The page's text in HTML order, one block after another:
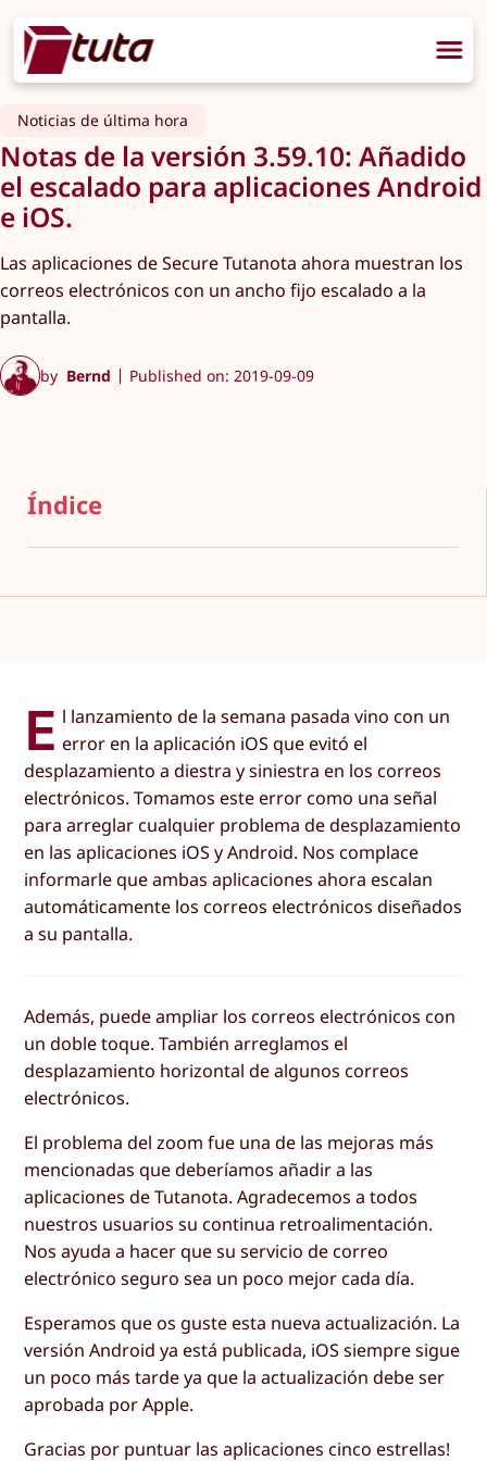
Noticias de última hora
Notas de la versión 3.59.10: Añadido
el escalado para aplicaciones Android
e iOS.
Las aplicaciones de Secure Tutanota ahora muestran los
correos electrónicos con un ancho fijo escalado a la
pantalla.
by Bernd Published on: 2019-09-09
Índice
E l lanzamiento de la semana pasada vino con un
error en la aplicación iOS que evitó el
desplazamiento a diestra y siniestra en los correos
electrónicos. Tomamos este error como una señal
para arreglar cualquier problema de desplazamiento
en las aplicaciones iOS y Android. Nos complace
informarle que ambas aplicaciones ahora escalan
automáticamente los correos electrónicos diseñados
a su pantalla.
Además, puede ampliar los correos electrónicos con
un doble toque. También arreglamos el
desplazamiento horizontal de algunos correos
electrónicos.
El problema del zoom fue una de las mejoras más
mencionadas que deberíamos añadir a las
aplicaciones de Tutanota. Agradecemos a todos
nuestros usuarios su continua retroalimentación.
Nos ayuda a hacer que su servicio de correo
electrónico seguro sea un poco mejor cada día.
Esperamos que os guste esta nueva actualización. La
versión Android ya está publicada, iOS siempre sigue
un poco más tarde ya que la actualización debe ser
aprobada por Apple.
Gracias por puntuar las aplicaciones cinco estrellas!